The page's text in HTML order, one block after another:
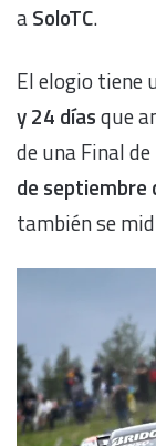
aSoloTC.
El elogio tiene
y 24 díasque
de una Final
de septiembre
también se